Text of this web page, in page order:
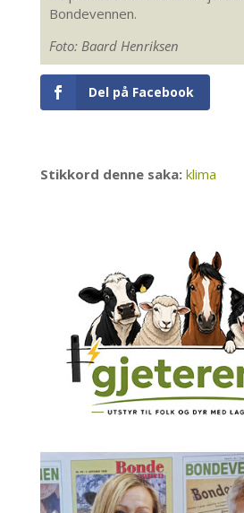
Bondevennen.
Foto: Baard Henriksen
Del på Facebook
Stikkord denne saka: klima